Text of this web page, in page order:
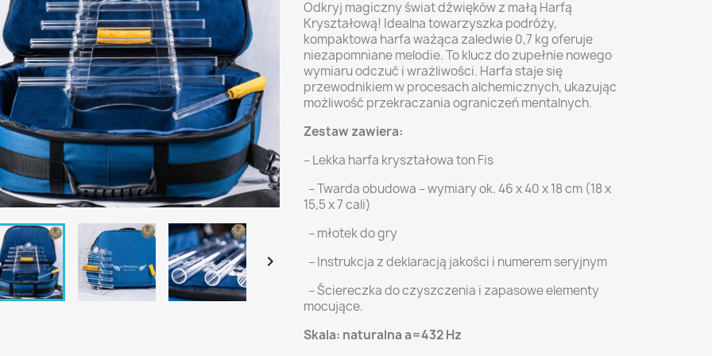

Odkryj magiczny świat dźwięków z małą Harfą
Kryształową! Idealna towarzyszka podróży,
kompaktowa harfa ważąca zaledwie 0,7 kg oferuje
niezapomniane melodie. To klucz do zupełnie nowego
wymiaru odczuć i wrażliwości. Harfa staje się
przewodnikiem w procesach alchemicznych, ukazując
możliwość przekraczania ograniczeń mentalnych.
Zestaw zawiera:
– Lekka harfa kryształowa ton Fis
– Twarda obudowa – wymiary ok. 46 x 40 x 18 cm (18 x
15,5 x 7 cali)
– młotek do gry
– Instrukcja z deklaracją jakości i numerem seryjnym
– Ściereczka do czyszczenia i zapasowe elementy
mocujące.
Skala: naturalna a=432 Hz